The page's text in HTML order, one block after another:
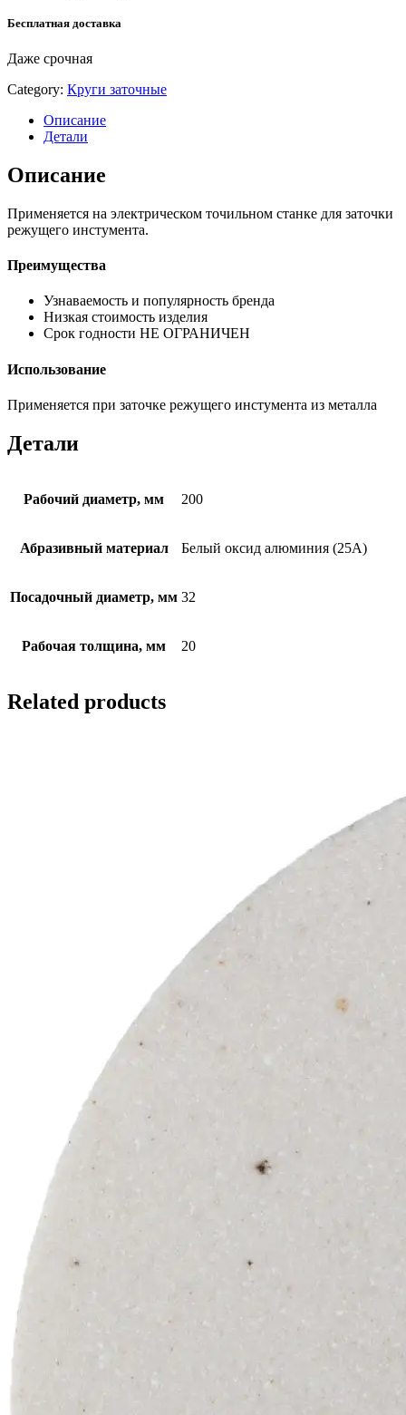
Бесплатная доставка
Даже срочная
Category: Круги заточные
Описание
Детали
Описание
Применяется на электрическом точильном станке для заточки
режущего инстумента.
Преимущества
Узнаваемость и популярность бренда
Низкая стоимость изделия
Срок годности НЕ ОГРАНИЧЕН
Использование
Применяется при заточке режущего инстумента из металла
Детали
Рабочий диаметр, мм 200
Абразивный материал Белый оксид алюминия (25А)
Посадочный диаметр, мм 32
Рабочая толщина, мм 20
Related products